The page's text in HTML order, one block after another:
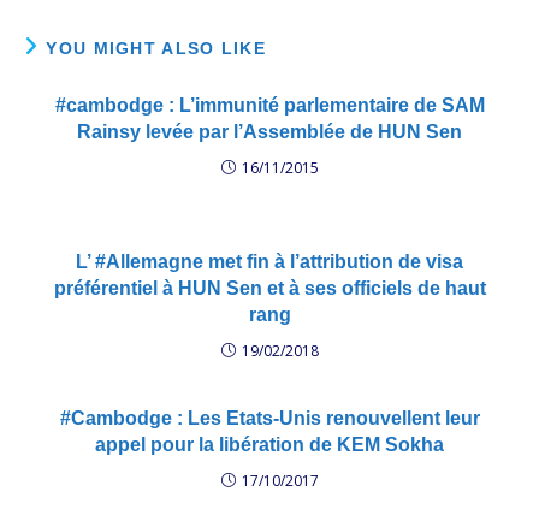
YOU MIGHT ALSO LIKE
#cambodge : L’immunité parlementaire de SAM
Rainsy levée par l’Assemblée de HUN Sen
16/11/2015
L’ #Allemagne met fin à l’attribution de visa
préférentiel à HUN Sen et à ses officiels de haut
rang
19/02/2018
#Cambodge : Les Etats-Unis renouvellent leur
appel pour la libération de KEM Sokha
17/10/2017